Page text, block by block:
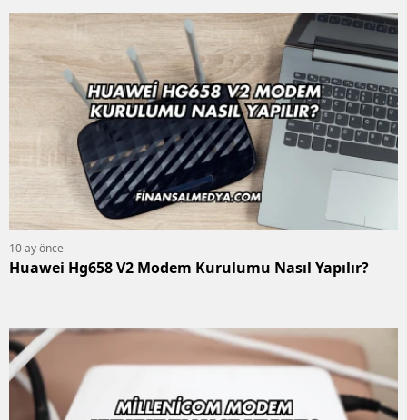
10 ay önce
Huawei Hg658 V2 Modem Kurulumu Nasıl Yapılır?